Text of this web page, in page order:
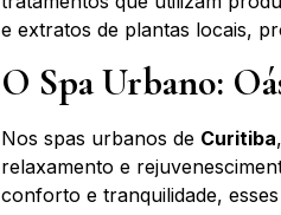
e extratos de plantas locais,
O Spa Urbano:
Nos spas urbanos de Curitiba
relaxamento e
conforto e tranquilidade,